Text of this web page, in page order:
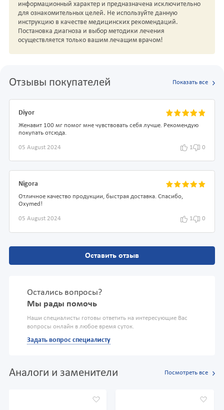
информационный характер и предназначена исключительно
для ознакомительных целей. Не используйте данную
инструкцию в качестве медицинских рекомендаций.
Постановка диагноза и выбор методики лечения
осуществляется только вашим лечащим врачом!
Отзывы покупателей Показать все
Diyor
Женавит 100 мг помог мне чувствовать себя лучше. Рекомендую
покупать отсюда.
05 August 2024 1 0
Nigora
Отличное качество продукции, быстрая доставка. Спасибо,
Oxymed!
05 August 2024 1 0
Оставить отзыв
Остались вопросы?
Мы рады помочь
Наши специалисты готовы ответить на интересующие Вас
вопросы онлайн в любое время суток.
Задать вопрос специалисту
Аналоги и заменители Посмотреть все